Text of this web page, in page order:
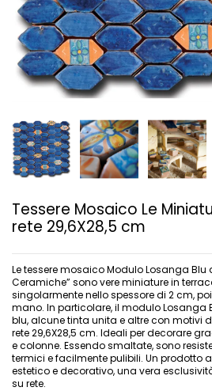
Tessere Mosaico Le
rete 29,6X28,5 cm
Le tessere mosaico Modulo Losanga Blu
Ceramiche” sono vere miniature in
singolarmente nello spessore di 2 cm,
mano. In particolare, il modulo Losanga
blu, alcune tinta unita e altre con motivi
rete 29,6X28,5 cm. Ideali per decorare
e colonne. Essendo smaltate, sono
termici e facilmente pulibili. Un prodotto
estetico e decorativo, una vera
su rete.